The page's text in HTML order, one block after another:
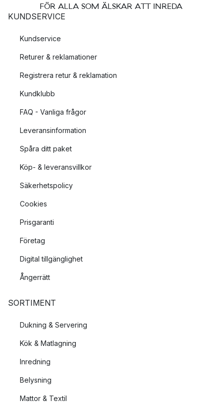
FÖR ALLA SOM ÄLSKAR ATT INREDA
KUNDSERVICE
Kundservice
Returer & reklamationer
Registrera retur & reklamation
Kundklubb
FAQ - Vanliga frågor
Leveransinformation
Spåra ditt paket
Köp- & leveransvillkor
Säkerhetspolicy
Cookies
Prisgaranti
Företag
Digital tillgänglighet
Ångerrätt
SORTIMENT
Dukning & Servering
Kök & Matlagning
Inredning
Belysning
Mattor & Textil